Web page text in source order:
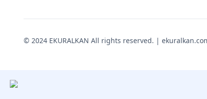
© 2024 EKURALKAN All rights reserved. |